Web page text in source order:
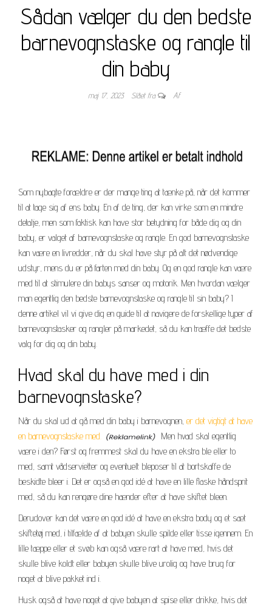
Sådan vælger du den bedste
barnevognstaske og rangle til
din baby
maj 17, 2023 Slået fra Af
Som nybagte forældre er der mange ting at tænke på, når det kommer
til at tage sig af ens baby. En af de ting, der kan virke som en mindre
detalje, men som faktisk kan have stor betydning for både dig og din
baby, er valget af barnevognstaske og rangle. En god barnevognstaske
kan være en livredder, når du skal have styr på alt det nødvendige
udstyr, mens du er på farten med din baby. Og en god rangle kan være
med til at stimulere din babys sanser og motorik. Men hvordan vælger
man egentlig den bedste barnevognstaske og rangle til sin baby? I
denne artikel vil vi give dig en guide til at navigere de forskellige typer af
barnevognstasker og rangler på markedet, så du kan træffe det bedste
valg for dig og din baby.
Hvad skal du have med i din
barnevognstaske?
Når du skal ud at gå med din baby i barnevognen, er det vigtigt at have
en barnevognstaske med.
Men hvad skal egentlig
være i den? Først og fremmest skal du have en ekstra ble eller to
med, samt vådservietter og eventuelt bleposer til at bortskaffe de
beskidte bleer i. Det er også en god idé at have en lille flaske håndsprit
med, så du kan rengøre dine hænder efter at have skiftet bleen.
Derudover kan det være en god idé at have en ekstra body og et sæt
skiftetøj med, i tilfælde af at babyen skulle spilde eller tisse igennem. En
lille tæppe eller et svøb kan også være rart at have med, hvis det
skulle blive koldt eller babyen skulle blive urolig og have brug for
noget at blive pakket ind i.
Husk også at have noget at give babyen at spise eller drikke, hvis det